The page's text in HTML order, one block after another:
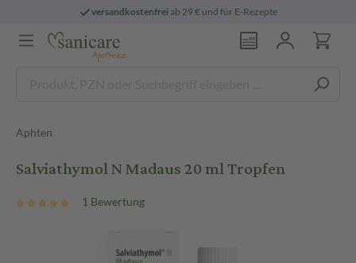
versandkostenfreiab 29 € und für E-Rezepte
Aphten
Salviathymol N Madaus 20 ml Tropfen
1 Bewertung